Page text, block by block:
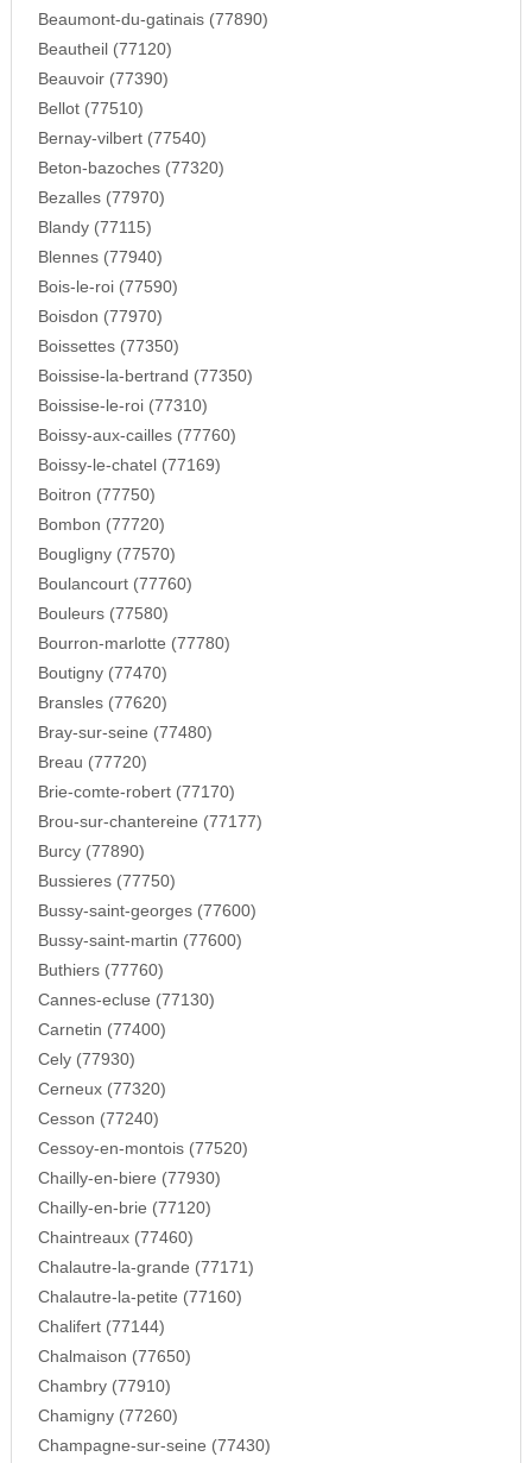
Beaumont-du-gatinais (77890)
Beautheil (77120)
Beauvoir (77390)
Bellot (77510)
Bernay-vilbert (77540)
Beton-bazoches (77320)
Bezalles (77970)
Blandy (77115)
Blennes (77940)
Bois-le-roi (77590)
Boisdon (77970)
Boissettes (77350)
Boissise-la-bertrand (77350)
Boissise-le-roi (77310)
Boissy-aux-cailles (77760)
Boissy-le-chatel (77169)
Boitron (77750)
Bombon (77720)
Bougligny (77570)
Boulancourt (77760)
Bouleurs (77580)
Bourron-marlotte (77780)
Boutigny (77470)
Bransles (77620)
Bray-sur-seine (77480)
Breau (77720)
Brie-comte-robert (77170)
Brou-sur-chantereine (77177)
Burcy (77890)
Bussieres (77750)
Bussy-saint-georges (77600)
Bussy-saint-martin (77600)
Buthiers (77760)
Cannes-ecluse (77130)
Carnetin (77400)
Cely (77930)
Cerneux (77320)
Cesson (77240)
Cessoy-en-montois (77520)
Chailly-en-biere (77930)
Chailly-en-brie (77120)
Chaintreaux (77460)
Chalautre-la-grande (77171)
Chalautre-la-petite (77160)
Chalifert (77144)
Chalmaison (77650)
Chambry (77910)
Chamigny (77260)
Champagne-sur-seine (77430)